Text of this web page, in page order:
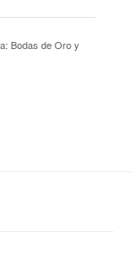
Bodas de Oro y